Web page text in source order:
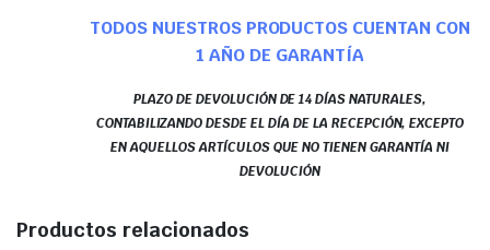
TODOS NUESTROS PRODUCTOS CUENTAN CON
1 AÑO DE GARANTÍA
PLAZO DE DEVOLUCIÓN DE 14 DÍAS NATURALES,
CONTABILIZANDO DESDE EL DÍA DE LA RECEPCIÓN, EXCEPTO
EN AQUELLOS ARTÍCULOS QUE NO TIENEN GARANTÍA NI
DEVOLUCIÓN
Productos relacionados